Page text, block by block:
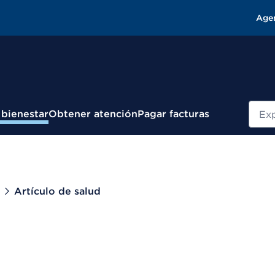
Obtener atenciónPagar facturas
Artículo de salud